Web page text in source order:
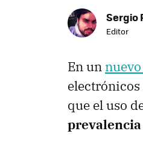
Sergio
Editor
En un
electrónicos
que el uso